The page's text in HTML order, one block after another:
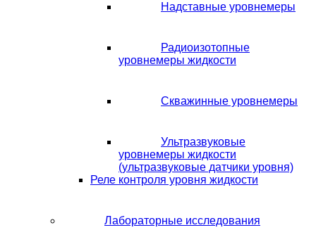
Надставные уровнемеры
Радиоизотопные
уровнемеры жидкости
Скважинные уровнемеры
Ультразвуковые
уровнемеры жидкости
(ультразвуковые датчики уровня)
Реле контроля уровня жидкости
Лабораторные исследования